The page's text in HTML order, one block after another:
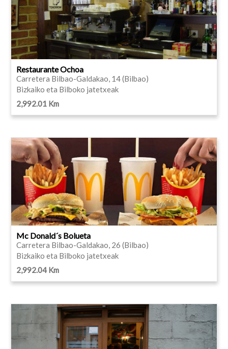
Restaurante Ochoa
Carretera Bilbao-Galdakao, 14 (Bilbao)
Bizkaiko eta Bilboko jatetxeak
2,992.01 Km
Mc Donald´s Bolueta
Carretera Bilbao-Galdakao, 26 (Bilbao)
Bizkaiko eta Bilboko jatetxeak
2,992.04 Km